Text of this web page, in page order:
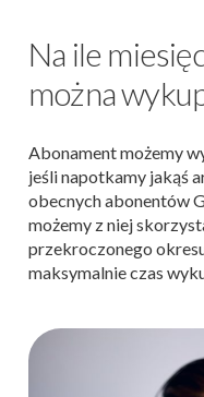
Na ile
można
Abonament możemy
jeśli napotkamy jakąś
obecnych abonentów
możemy z niej
przekroczonego
maksymalnie czas